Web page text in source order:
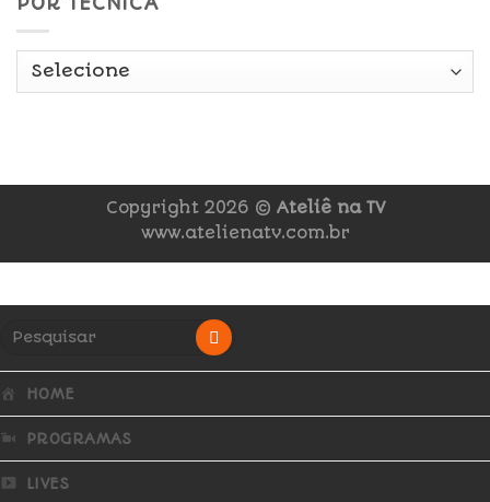
Copyright 2026 © Ateliê na TV
www.atelienatv.com.br
HOME
PROGRAMAS
LIVES